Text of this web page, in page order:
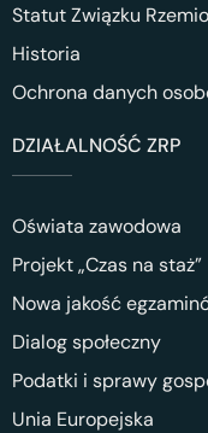
Statut Związku
Historia
Ochrona danych
DZIAŁALNOŚĆ ZRP
Oświata zawodowa
Projekt „Czas na staż”
Nowa jakość
Dialog społeczny
Podatki i sprawy
Unia Europejska